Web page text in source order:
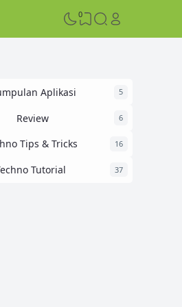
0
Aplikasi 5
Review 6
Tips & Tricks 16
Tutorial 37